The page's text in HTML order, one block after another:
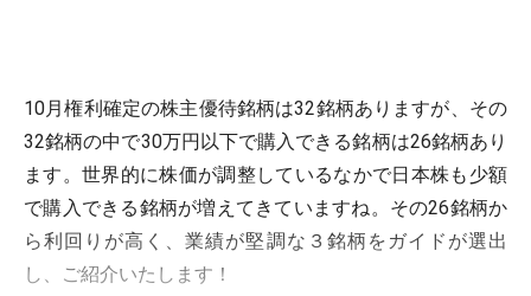
10月権利確定の株主優待銘柄は32銘柄ありますが、その
32銘柄の中で30万円以下で購入できる銘柄は26銘柄あり
ます。世界的に株価が調整しているなかで日本株も少額
で購入できる銘柄が増えてきていますね。その26銘柄か
ら利回りが高く、業績が堅調な３銘柄をガイドが選出
し、ご紹介いたします！